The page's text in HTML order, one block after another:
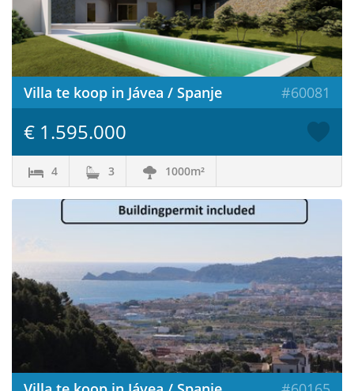
Villa te koop in Jávea / Spanje #60081
€ 1.595.000
4 3 1000m²